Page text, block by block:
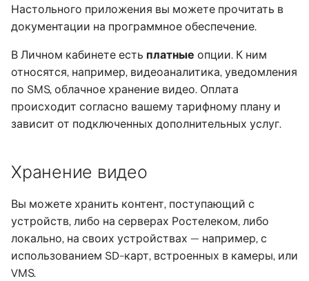
Настольного приложения вы можете прочитать в
документации на программное обеспечение.
В Личном кабинете есть платные опции. К ним
относятся, например, видеоаналитика, уведомления
по SMS, облачное хранение видео. Оплата
происходит согласно вашему тарифному плану и
зависит от подключенных дополнительных услуг.
Хранение видео
Вы можете хранить контент, поступающий с
устройств, либо на серверах Ростелеком, либо
локально, на своих устройствах — например, с
использованием SD-карт, встроенных в камеры, или
VMS.